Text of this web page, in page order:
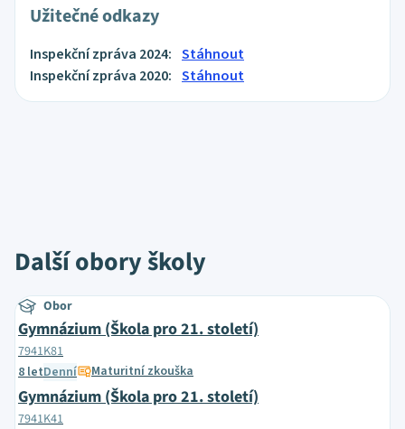
Užitečné odkazy
Inspekční zpráva 2024: Stáhnout
Inspekční zpráva 2020: Stáhnout
Další obory školy
Obor
Gymnázium (Škola pro 21. století)
7941K81
8 letDenní Maturitní zkouška
Gymnázium (Škola pro 21. století)
7941K41